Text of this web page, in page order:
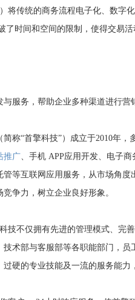
将传统的商务流程电子化、数
了时间和空间的限制，使得交易
服务，帮助企业多种渠道进行营
简称“首擎科技”）成立于2010年
推广 、手机 APP应用开发、电子
等互联网应用服务，从市场角
争力，树立企业良好形象。
技不仅拥有先进的管理模式、完
技术部与客服部等各职能部门，
过硬的专业技能及一流的服务能力